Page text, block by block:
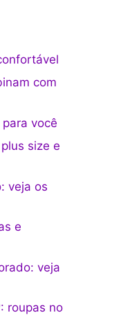
com
você
size e
veja os
e
veja
roupas no